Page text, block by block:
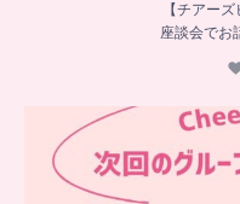
【チアー
座談会でお
グ